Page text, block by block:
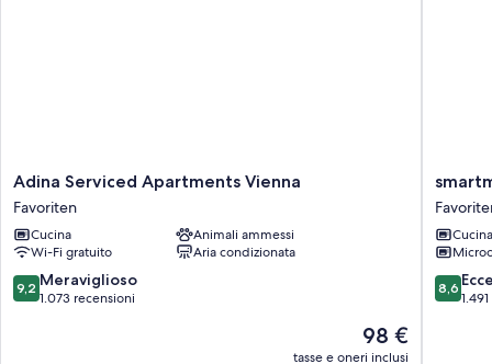
Adina
Serviced
Apartments
Vienna
Favoriten
Adina Serviced Apartments Vienna
Favoriten
Cucina
Animali ammessi
Wi-Fi gratuito
Aria condizionata
9.2
su
9,2 Meraviglioso
1.073 recensioni
Il
prezzo
98 €
tasse e oneri inclusi
Wien
Cucina
8.6
su
8,6